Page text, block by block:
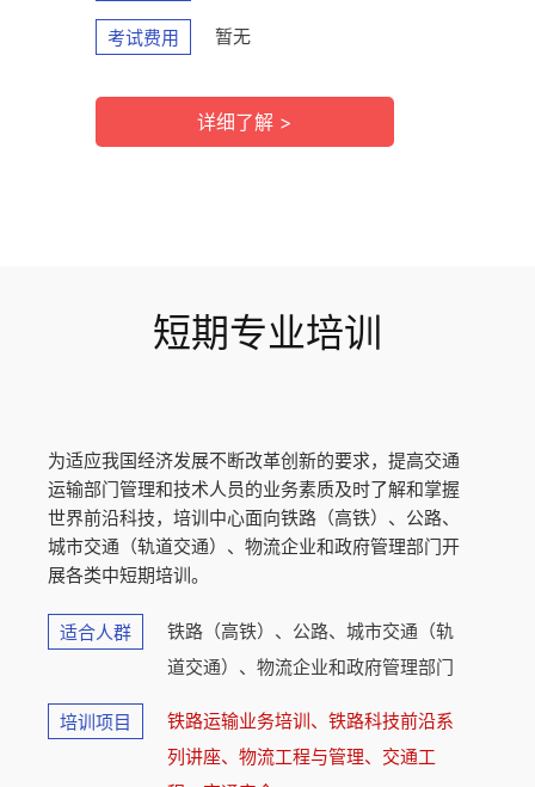
考试费用 暂无
详细了解 >
短期专业培训
为适应我国经济发展不断改革创新的要求，提高交通
运输部门管理和技术人员的业务素质及时了解和掌握
世界前沿科技，培训中心面向铁路（高铁）、公路、
城市交通（轨道交通）、物流企业和政府管理部门开
展各类中短期培训。
适合人群
铁路（高铁）、公路、城市交通（轨
道交通）、物流企业和政府管理部门
培训项目
铁路运输业务培训、铁路科技前沿系
列讲座、物流工程与管理、交通工